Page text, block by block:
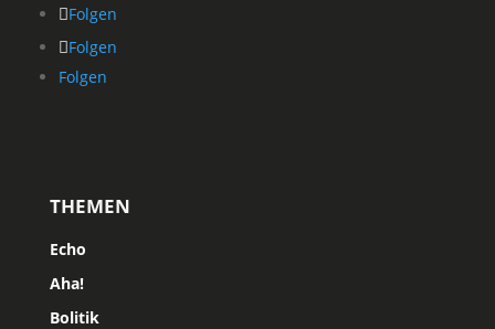
Folgen
Folgen
Folgen
THEMEN
Echo
Aha!
Bolitik